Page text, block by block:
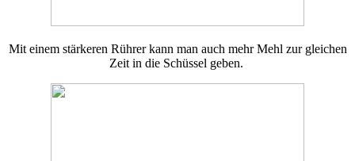
Mit einem stärkeren Rührer kann man auch mehr Mehl zur gleichen
Zeit in die Schüssel geben.